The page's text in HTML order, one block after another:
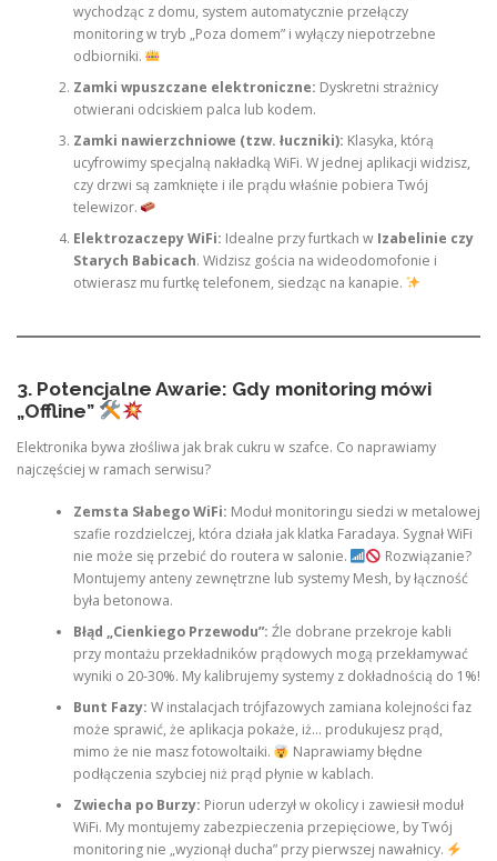
wychodząc z domu, system automatycznie przełączy
monitoring w tryb „Poza domem” i wyłączy niepotrzebne
odbiorniki.
Zamki wpuszczane elektroniczne: Dyskretni strażnicy
otwierani odciskiem palca lub kodem.
Zamki nawierzchniowe (tzw. łuczniki): Klasyka, którą
ucyfrowimy specjalną nakładką WiFi. W jednej aplikacji widzisz,
czy drzwi są zamknięte i ile prądu właśnie pobiera Twój
telewizor.
Elektrozaczepy WiFi: Idealne przy furtkach w Izabelinie czy
Starych Babicach. Widzisz gościa na wideodomofonie i
otwierasz mu furtkę telefonem, siedząc na kanapie.
3. Potencjalne Awarie: Gdy monitoring mówi
„Offline”
Elektronika bywa złośliwa jak brak cukru w szafce. Co naprawiamy
najczęściej w ramach serwisu?
Zemsta Słabego WiFi: Moduł monitoringu siedzi w metalowej
szafie rozdzielczej, która działa jak klatka Faradaya. Sygnał WiFi
nie może się przebić do routera w salonie.
Rozwiązanie?
Montujemy anteny zewnętrzne lub systemy Mesh, by łączność
była betonowa.
Błąd „Cienkiego Przewodu”: Źle dobrane przekroje kabli
przy montażu przekładników prądowych mogą przekłamywać
wyniki o 20-30%. My kalibrujemy systemy z dokładnością do 1%!
Bunt Fazy: W instalacjach trójfazowych zamiana kolejności faz
może sprawić, że aplikacja pokaże, iż… produkujesz prąd,
mimo że nie masz fotowoltaiki.
Naprawiamy błędne
podłączenia szybciej niż prąd płynie w kablach.
Zwiecha po Burzy: Piorun uderzył w okolicy i zawiesił moduł
WiFi. My montujemy zabezpieczenia przepięciowe, by Twój
monitoring nie „wyzionął ducha” przy pierwszej nawałnicy.